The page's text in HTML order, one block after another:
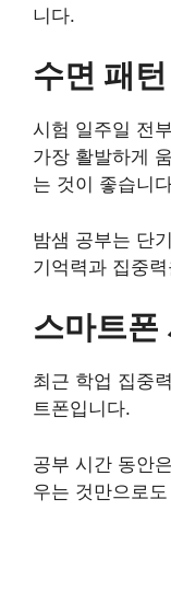
니다.
수면 패
시험 일주일 전
가장 활발하게
는 것이 좋습니
밤샘 공부는 단
기억력과 집중
스마트폰
최근 학업 집중
트폰입니다.
공부 시간 동안
우는 것만으로